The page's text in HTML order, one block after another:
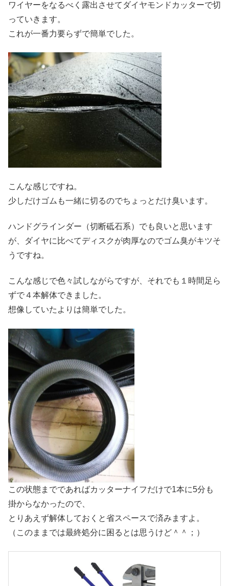
ワイヤーをなるべく露出させてダイヤモンドカッターで切
っていきます。
これが一番力要らずで簡単でした。
こんな感じですね。
少しだけゴムも一緒に切るのでちょっとだけ臭います。
ハンドグラインダー（切断砥石系）でも良いと思います
が、ダイヤに比べてディスクが肉厚なのでゴム臭がキツそ
うですね。
こんな感じで色々試しながらですが、それでも１時間足ら
ずで４本解体できました。
想像していたよりは簡単でした。
この状態までであればカッターナイフだけで1本に5分も
掛からなかったので、
とりあえず解体しておくと省スペースで済みますよ。
（このままでは最終処分に困るとは思うけど＾＾；）